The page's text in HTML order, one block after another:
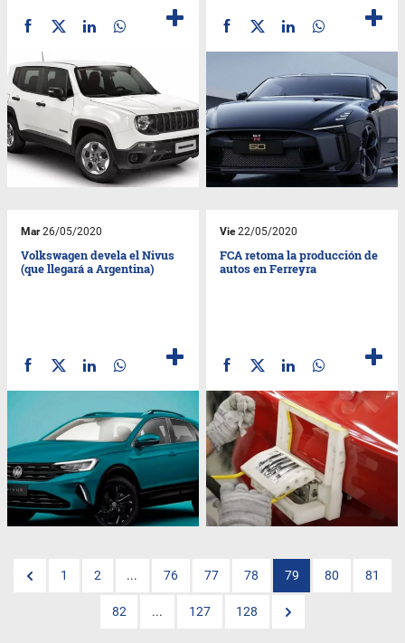
Mar26/05/2020
Volkswagen devela el Nivus
(que llegará a Argentina)
Vie22/05/2020
FCA retoma la producción de
autos en Ferreyra
1 2 ... 76 77 78 79 80 81
82 ... 127 128